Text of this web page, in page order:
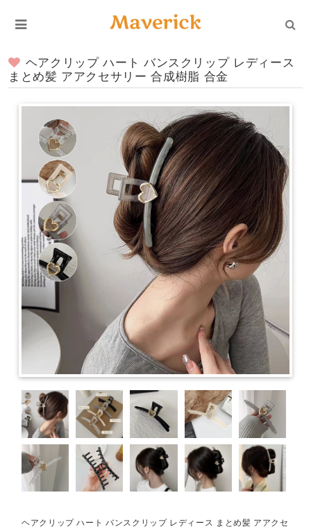
ヘアクリップ ハート バンスクリップ レディース
まとめ髪 アアクセサリー 合成樹脂 合金
ヘアクリップ ハート バンスクリップ レディース まとめ髪 アアクセ